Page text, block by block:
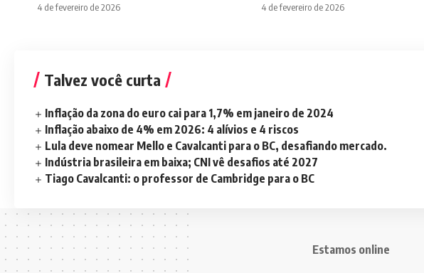
4 de fevereiro de 2026 4 de fevereiro de 2026
Talvez você curta
Inflação da zona do euro cai para 1,7% em janeiro de 2024
Inflação abaixo de 4% em 2026: 4 alívios e 4 riscos
Lula deve nomear Mello e Cavalcanti para o BC, desafiando mercado.
Indústria brasileira em baixa; CNI vê desafios até 2027
Tiago Cavalcanti: o professor de Cambridge para o BC
Estamos online